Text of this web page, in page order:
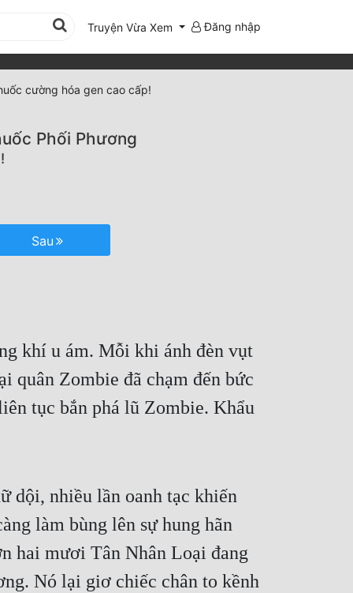
Truyện Vừa Xem Đăng nhập
cường hóa gen cao cấp!
Phối Phương
Sau
khí u ám. Mỗi khi ánh đèn vụt
quân Zombie đã chạm đến bức
tục bắn phá lũ Zombie. Khẩu
dội, nhiều lần oanh tạc khiến
làm bùng lên sự hung hãn
hai mươi Tân Nhân Loại đang
Nó lại giơ chiếc chân to kềnh